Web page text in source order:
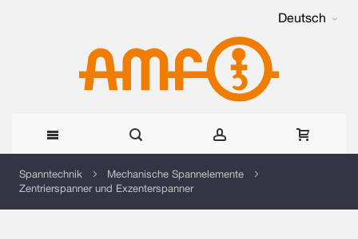
Deutsch
Direkt
Spanntechnik
Mechanische Spannelemente
Zentrierspanner und Exzenterspanner